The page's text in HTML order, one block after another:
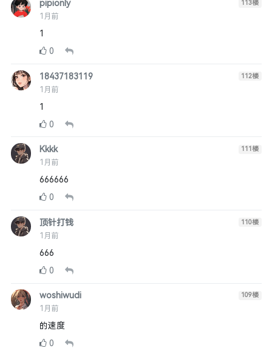
pipionly
1月前
113楼
1
0
18437183119
1月前
112楼
1
0
Kkkk
1月前
111楼
666666
0
顶针打钱
1月前
110楼
666
0
woshiwudi
1月前
109楼
的速度
0